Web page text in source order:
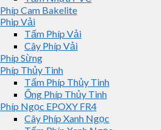
Phíp Cam Bakelite
Phip Vải
Tấm Phíp Vải
Cây Phíp Vải
Phíp Sừng
Phíp Thủy Tinh
Tấm Phíp Thủy Tinh
Ống Phíp Thủy Tinh
Phíp Ngọc EPOXY FR4
Cây Phíp Xanh Ngọc